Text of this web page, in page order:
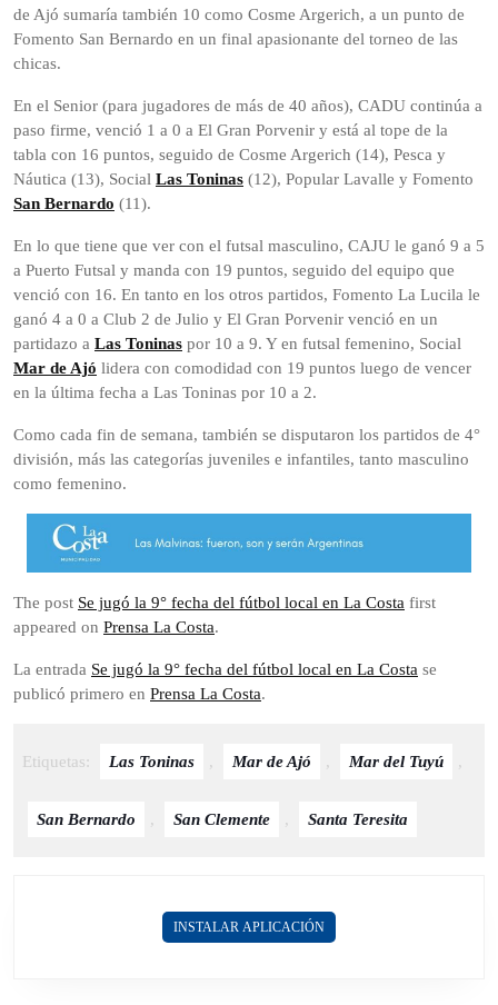
de Ajó sumaría también 10 como Cosme Argerich, a un punto de
Fomento San Bernardo en un final apasionante del torneo de las
chicas.
En el Senior (para jugadores de más de 40 años), CADU continúa a
paso firme, venció 1 a 0 a El Gran Porvenir y está al tope de la
tabla con 16 puntos, seguido de Cosme Argerich (14), Pesca y
Náutica (13), Social Las Toninas (12), Popular Lavalle y Fomento
San Bernardo (11).
En lo que tiene que ver con el futsal masculino, CAJU le ganó 9 a 5
a Puerto Futsal y manda con 19 puntos, seguido del equipo que
venció con 16. En tanto en los otros partidos, Fomento La Lucila le
ganó 4 a 0 a Club 2 de Julio y El Gran Porvenir venció en un
partidazo a Las Toninas por 10 a 9. Y en futsal femenino, Social
Mar de Ajó lidera con comodidad con 19 puntos luego de vencer
en la última fecha a Las Toninas por 10 a 2.
Como cada fin de semana, también se disputaron los partidos de 4°
división, más las categorías juveniles e infantiles, tanto masculino
como femenino.
The post Se jugó la 9° fecha del fútbol local en La Costa first
appeared on Prensa La Costa.
La entrada Se jugó la 9° fecha del fútbol local en La Costa se
publicó primero en Prensa La Costa.
Etiquetas: Las Toninas , Mar de Ajó , Mar del Tuyú ,
San Bernardo , San Clemente , Santa Teresita
INSTALAR APLICACIÓN